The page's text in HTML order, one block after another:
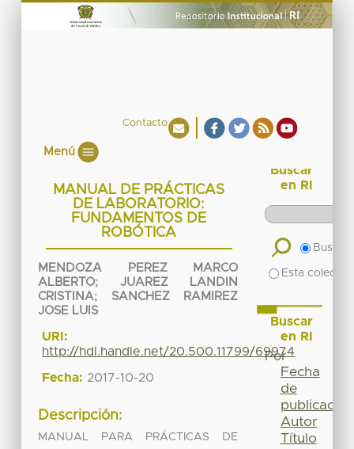
Contacto
Menú
MANUAL DE PRÁCTICAS
DE LABORATORIO:
FUNDAMENTOS DE
ROBÓTICA
MENDOZA PEREZ MARCO
ALBERTO; JUAREZ LANDIN
CRISTINA; SANCHEZ RAMIREZ
JOSE LUIS
URI:
http://hdl.handle.net/20.500.11799/69974
Fecha: 2017-10-20
Descripción:
MANUAL PARA PRÁCTICAS DE
Buscar
en RI
Buscar
Esta
Buscar
en RI
Por
Fecha
de
publicación
Autor
Título